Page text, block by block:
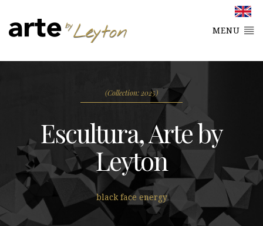
MENU
(Collection: 2025)
Escultura, Arte by
Leyton
black face energy